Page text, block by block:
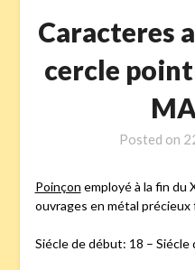
Caracteres
cercle
Posted on
Poinçon employé à la fin du
ouvrages en métal précieux
Siécle de début: 18 – Siécle